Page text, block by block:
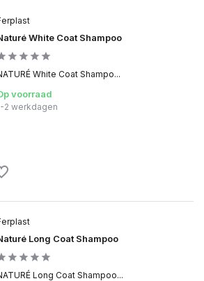
Long Coat Shampoo
Long Coat Shampoo...
White Coat Shampoo
White Coat Shampo...
voorraad
2 werkdagen